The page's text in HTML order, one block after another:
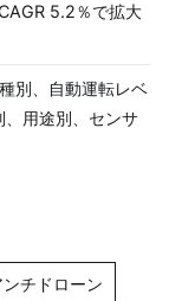
5.2％で拡大
別、自動運転レベ
、用途別、センサ
ンチドローン